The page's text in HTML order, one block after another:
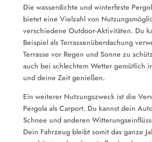
Die wasserdichte und winterfeste
bietet eine Vielzahl von
verschiedene Outdoor-Aktivitäten. Du
Beispiel als Terrassenüberdachung
Terrasse vor Regen und Sonne zu
auch bei schlechtem Wetter gemütlich
und deine Zeit genießen.
Ein weiterer Nutzungszweck ist die
Pergola als Carport. Du kannst dein
Schnee und anderen
Dein Fahrzeug bleibt somit das ganze